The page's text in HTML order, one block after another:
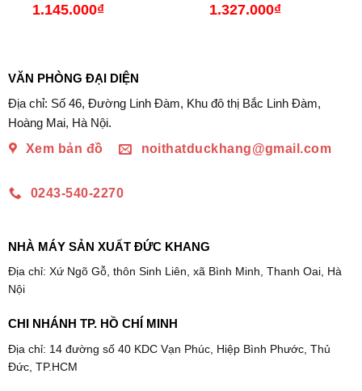
1.145.000₫ 1.327.000₫
VĂN PHÒNG ĐẠI DIỆN
Địa chỉ: Số 46, Đường Linh Đàm, Khu đô thị Bắc Linh Đàm,
Hoàng Mai, Hà Nội.
Xem bản đồ
noithatduckhang@gmail.com
0243-540-2270
NHÀ MÁY SẢN XUẤT ĐỨC KHANG
Địa chỉ: Xứ Ngõ Gỗ, thôn Sinh Liên, xã Bình Minh, Thanh Oai, Hà
Nội
CHI NHÁNH TP. HỒ CHÍ MINH
Địa chỉ: 14 đường số 40 KDC Vạn Phúc, Hiệp Bình Phước, Thủ
Đức, TP.HCM